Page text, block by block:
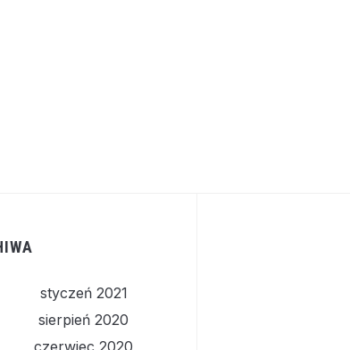
styczeń 2021
sierpień 2020
czerwiec 2020